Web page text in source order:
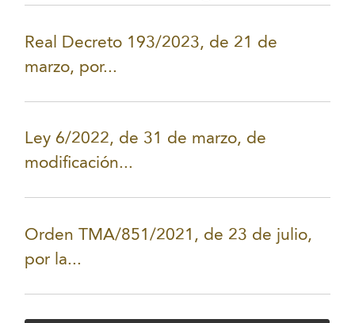
Real Decreto 193/2023, de 21 de
marzo, por...
Ley 6/2022, de 31 de marzo, de
modificación...
Orden TMA/851/2021, de 23 de julio,
por la...